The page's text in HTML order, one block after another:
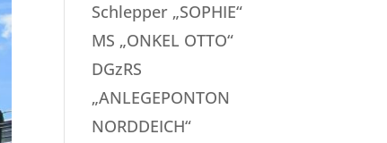
Schlepper „SOPHIE“
MS „ONKEL OTTO“
DGzRS
„ANLEGEPONTON
NORDDEICH“